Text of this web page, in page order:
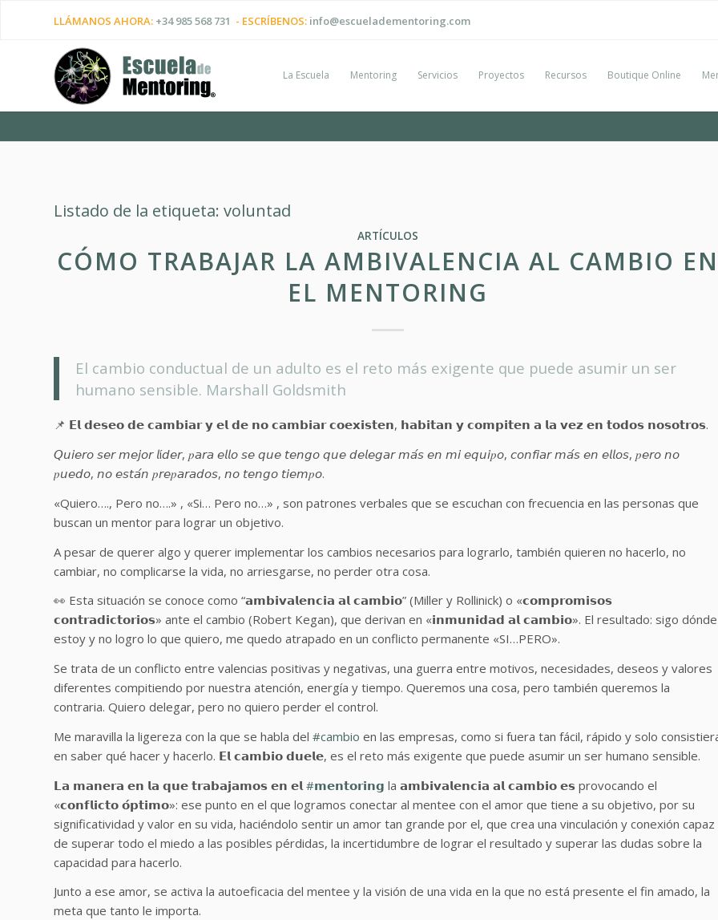
LLÁMANOS AHORA: +34 985 568 731 - ESCRÍBENOS: info@escueladementoring.com
La Escuela Mentoring Servicios Proyectos Recursos Boutique Online
Listado de la etiqueta: voluntad
ARTÍCULOS
CÓMO TRABAJAR LA AMBIVALENCIA AL CAMBIO EN
EL MENTORING
El cambio conductual de un adulto es el reto más exigente que puede asumir un ser
humano sensible. Marshall Goldsmith
📌 𝗘𝗹 𝗱𝗲𝘀𝗲𝗼 𝗱𝗲 𝗰𝗮𝗺𝗯𝗶𝗮𝗿 𝘆 𝗲𝗹 𝗱𝗲 𝗻𝗼 𝗰𝗮𝗺𝗯𝗶𝗮𝗿 𝗰𝗼𝗲𝘅𝗶𝘀𝘁𝗲𝗻, 𝗵𝗮𝗯𝗶𝘁𝗮𝗻 𝘆 𝗰𝗼𝗺𝗽𝗶𝘁𝗲𝗻 𝗮 𝗹𝗮 𝘃𝗲𝘇 𝗲𝗻 𝘁𝗼𝗱𝗼𝘀 𝗻𝗼𝘀𝗼𝘁𝗿𝗼𝘀.
𝘘𝘶𝘪𝘦𝘳𝘰 𝘴𝘦𝘳 𝘮𝘦𝘫𝘰𝘳 𝘭í𝘥𝘦𝘳, 𝑝𝘢𝘳𝘢 𝘦𝘭𝘭𝘰 𝘴𝘦 𝘲𝘶𝘦 𝘵𝘦𝘯𝘨𝘰 𝘲𝘶𝘦 𝘥𝘦𝘭𝘦𝘨𝘢𝘳 𝘮𝘢́𝘴 𝘦𝘯 𝘮𝘪 𝘦𝘲𝘶𝘪𝑝𝘰, 𝘤𝘰𝘯𝘧𝘪𝘢𝘳 𝘮𝘢́𝘴 𝘦𝘯 𝘦𝘭𝘭𝘰𝘴, 𝑝𝘦𝘳𝘰 𝘯𝘰
𝑝𝘶𝘦𝘥𝘰, 𝘯𝘰 𝘦𝘴𝘵𝘢́𝘯 𝑝𝘳𝘦𝑝𝘢𝘳𝘢𝘥𝘰𝘴, 𝘯𝘰 𝘵𝘦𝘯𝘨𝘰 𝘵𝘪𝘦𝘮𝑝𝘰.
«Quiero…., Pero no….» , «Si… Pero no…» , son patrones verbales que se escuchan con frecuencia en las personas que
buscan un mentor para lograr un objetivo.
A pesar de querer algo y querer implementar los cambios necesarios para lograrlo, también quieren no hacerlo, no
cambiar, no complicarse la vida, no arriesgarse, no perder otra cosa.
👀 Esta situación se conoce como “𝗮𝗺𝗯𝗶𝘃𝗮𝗹𝗲𝗻𝗰𝗶𝗮 𝗮𝗹 𝗰𝗮𝗺𝗯𝗶𝗼” (Miller y Rollinick) o «𝗰𝗼𝗺𝗽𝗿𝗼𝗺𝗶𝘀𝗼𝘀
𝗰𝗼𝗻𝘁𝗿𝗮𝗱𝗶𝗰𝘁𝗼𝗿𝗶𝗼𝘀» ante el cambio (Robert Kegan), que derivan en «𝗶𝗻𝗺𝘂𝗻𝗶𝗱𝗮𝗱 𝗮𝗹 𝗰𝗮𝗺𝗯𝗶𝗼». El resultado: sigo dónde
estoy y no logro lo que quiero, me quedo atrapado en un conflicto permanente «SI…PERO».
Se trata de un conflicto entre valencias positivas y negativas, una guerra entre motivos, necesidades, deseos y valores
diferentes compitiendo por nuestra atención, energía y tiempo. Queremos una cosa, pero también queremos la
contraria. Quiero delegar, pero no quiero perder el control.
Me maravilla la ligereza con la que se habla del #cambio en las empresas, como si fuera tan fácil, rápido y solo
en saber qué hacer y hacerlo. 𝗘𝗹 𝗰𝗮𝗺𝗯𝗶𝗼 𝗱𝘂𝗲𝗹𝗲, es el reto más exigente que puede asumir un ser humano sensible.
𝗟𝗮 𝗺𝗮𝗻𝗲𝗿𝗮 𝗲𝗻 𝗹𝗮 𝗾𝘂𝗲 𝘁𝗿𝗮𝗯𝗮𝗷𝗮𝗺𝗼𝘀 𝗲𝗻 𝗲𝗹 #𝗺𝗲𝗻𝘁𝗼𝗿𝗶𝗻𝗴 la 𝗮𝗺𝗯𝗶𝘃𝗮𝗹𝗲𝗻𝗰𝗶𝗮 𝗮𝗹 𝗰𝗮𝗺𝗯𝗶𝗼 𝗲𝘀 provocando el
«𝗰𝗼𝗻𝗳𝗹𝗶𝗰𝘁𝗼 𝗼́𝗽𝘁𝗶𝗺𝗼»: ese punto en el que logramos conectar al mentee con el amor que tiene a su objetivo, por su
significatividad y valor en su vida, haciéndolo sentir un amor tan grande por el, que crea una vinculación y conexión capaz
de superar todo el miedo a las posibles pérdidas, la incertidumbre de lograr el resultado y superar las dudas sobre la
capacidad para hacerlo.
Junto a ese amor, se activa la autoeficacia del mentee y la visión de una vida en la que no está presente el fin amado, la
meta que tanto le importa.